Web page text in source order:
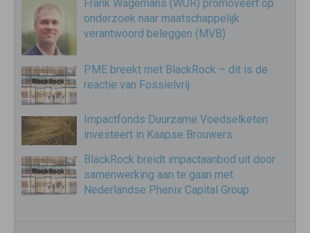
Frank Wagemans (WUR) promoveert op
onderzoek naar maatschappelijk
verantwoord beleggen (MVB)
PME breekt met BlackRock – dit is de
reactie van Fossielvrij
Impactfonds Duurzame Voedselketen
investeert in Kaapse Brouwers
BlackRock breidt impactaanbod uit door
samenwerking aan te gaan met
Nederlandse Phenix Capital Group